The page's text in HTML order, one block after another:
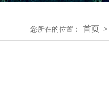
您所在的位置： 首页 >